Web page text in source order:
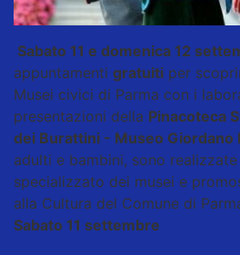
Sabato 11 e domenica 12
appuntamenti gratuiti per
Musei civici di Parma con i
presentazioni della Pinacoteca
dei Burattini - Museo Giordano
adulti e bambini, sono
specializzato dei musei e
alla Cultura del Comune di
Sabato 11 settembre